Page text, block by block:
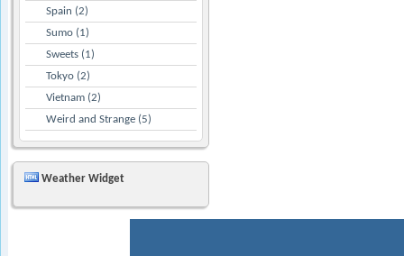
Spain (2)
Sumo (1)
Sweets (1)
Tokyo (2)
Vietnam (2)
Weird and Strange (5)
Weather Widget